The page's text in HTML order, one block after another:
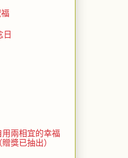
日
用兩相宜的幸福
獎已抽出）